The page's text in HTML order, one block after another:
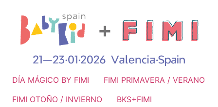
DÍA MÁGICO BY FIMI
FIMI PRIMAVERA / VERANO
FIMI OTOÑO / INVIERNO
BKS+FIMI